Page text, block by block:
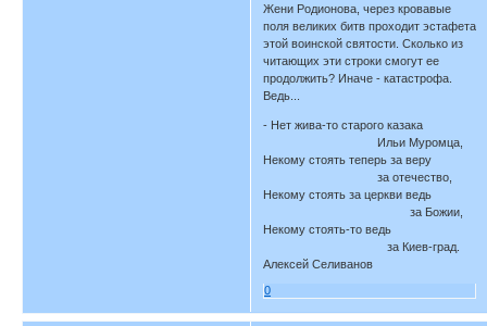
Жени Родионова, через кровавые
поля великих битв проходит эстафета
этой воинской святости. Сколько из
читающих эти строки смогут ее
продолжить? Иначе - катастрофа.
Ведь...
- Нет жива-то старого казака
Ильи Муромца,
Некому стоять теперь за веру
за отечество,
Некому стоять за церкви ведь
за Божии,
Некому стоять-то ведь
за Киев-град.
Алексей Селиванов
0